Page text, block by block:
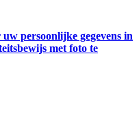
persoonlijke gegevens in
met foto te